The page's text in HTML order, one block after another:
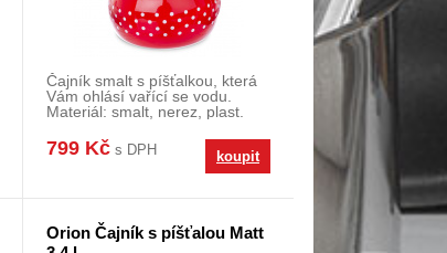
Čajník smalt s píšťalkou, která
Vám ohlásí vařící se vodu.
Materiál: smalt, nerez, plast.
799 Kč s DPH koupit
Orion Čajník s píšťalou Matt